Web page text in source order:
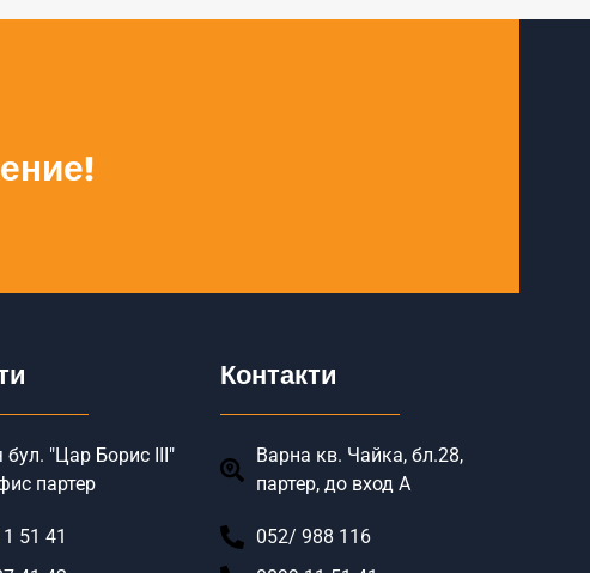
бул. "Цар Борис III"
партер
51 41
Контакти
Варна кв. Чайка, бл.28,
партер, до вход А
052/ 988 116